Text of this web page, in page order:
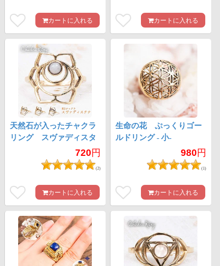
カートに入れる カートに入れる
天然石が入ったチャクラ
リング スヴァディスタ
720円
(2)
カートに入れる
生命の花 ぷっくりゴー
ルドリング - 小-
980円
(1)
カートに入れる